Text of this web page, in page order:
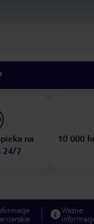
na
24/7
10 000
Ważne